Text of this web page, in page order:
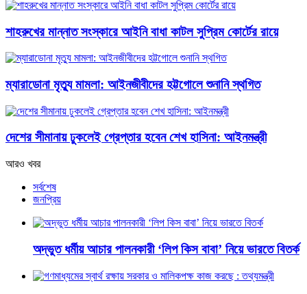
শাহরুখের মান্নাত সংস্কারে আইনি বাধা কাটল সুপ্রিম কোর্টের রায়ে
ম্যারাডোনা মৃত্যু মামলা: আইনজীবীদের হট্টগোলে শুনানি স্থগিত
দেশের সীমানায় ঢুকলেই গ্রেপ্তার হবেন শেখ হাসিনা: আইনমন্ত্রী
আরও খবর
সর্বশেষ
জনপ্রিয়
অদ্ভুত ধর্মীয় আচার পালনকারী ‘লিপ কিস বাবা’ নিয়ে ভারতে বিতর্ক